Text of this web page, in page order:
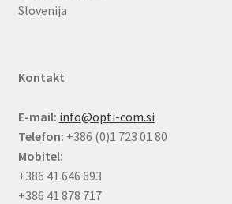
Slovenija
Kontakt
E-mail: info@opti-com.si
Telefon: +386 (0)1 723 01 80
Mobitel:
+386 41 646 693
+386 41 878 717